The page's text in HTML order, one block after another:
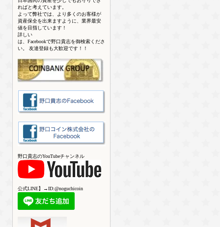
ればと考えています。
よって弊社では、より多くのお客様が
資産保全を出来ますように、業界最安
値を目指しています！
詳しい
は、Facebookで野口貴志を御検索くださ
い。 友達登録も大歓迎です！！
野口貴志のYouTubeチャンネル
公式LINE】→ID:@noguchicoin